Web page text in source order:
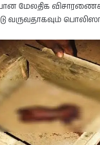
மேலதிக